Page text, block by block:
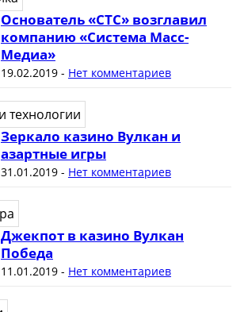
Основатель «СТС» возглавил
компанию «Система Масс-
Медиа»
19.02.2019- Нет комментариев
Зеркало казино Вулкан и
азартные игры
31.01.2019- Нет комментариев
Джекпот в казино Вулкан
Победа
11.01.2019- Нет комментариев